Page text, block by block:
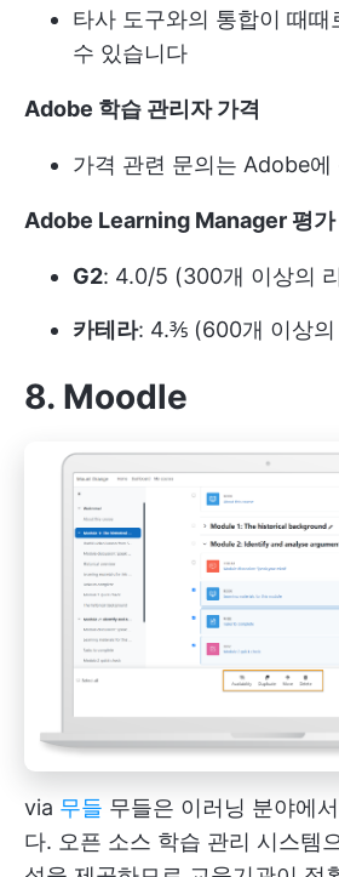
타사 도구와의 통합이 때때
수 있습니다
Adobe 학습 관리자 가격
가격 관련 문의는 Adobe에
Adobe Learning Manager 평가
G2: 4.0/5 (300개 이상의
카테라: 4.⅗ (600개 이상의
8. Moodle
via 무들 무들은 이러닝 분야에
다. 오픈 소스 학습 관리 시스템